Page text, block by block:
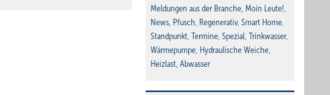
Meldungen aus der Branche, Moin Leute!,
News, Pfusch, Regenerativ, Smart Home,
Standpunkt, Termine, Spezial, Trinkwasser,
Wärmepumpe, Hydraulische Weiche,
Heizlast, Abwasser